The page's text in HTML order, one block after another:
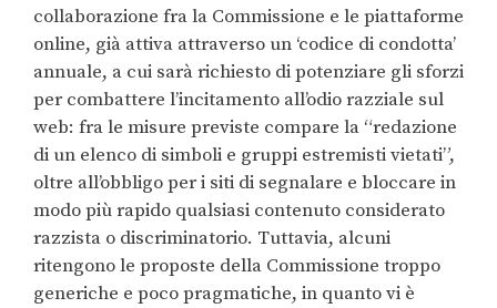
collaborazione fra la Commissione e le piattaforme
online, già attiva attraverso un ‘codice di condotta’
annuale, a cui sarà richiesto di potenziare gli sforzi
per combattere l’incitamento all’odio razziale sul
web: fra le misure previste compare la “redazione
di un elenco di simboli e gruppi estremisti vietati”,
oltre all’obbligo per i siti di segnalare e bloccare in
modo più rapido qualsiasi contenuto considerato
razzista o discriminatorio. Tuttavia, alcuni
ritengono le proposte della Commissione troppo
generiche e poco pragmatiche, in quanto vi è